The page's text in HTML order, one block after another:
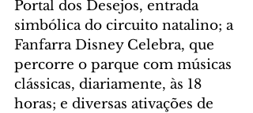
Portal dos Desejos, entrada
simbólica do circuito natalino; a
Fanfarra Disney Celebra, que
percorre o parque com músicas
clássicas, diariamente, às 18
horas; e diversas ativações de